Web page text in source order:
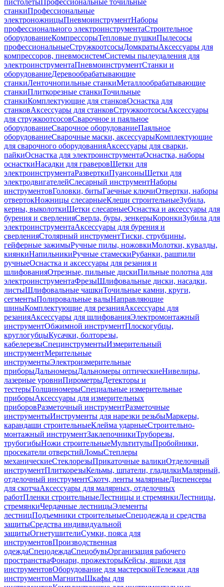
пистолетыПрофессиональные точильные
станкиПрофессиональные
электроножницыПневмоинструментНаборы
профессионального электроинструментаСтроительное
оборудованиеКомпрессорыТепловые пушкиПылесосы
профессиональныеСтружкоотсосыДомкратыАксессуары для
компрессоров, пневмосистемСистемы пылеудаления для
электроинструментаПневмоинструментСтанки и
оборудованиеДеревообрабатывающие
станкиЛенточнопильные станкиМеталлообрабатывающие
станкиПлиткорезные станкиТочильные
станкиКомплектующие для станковОснастка для
станковАксессуары для станковСтружкоотсосыАксессуары
для стружкоотсосовСварочное и паяльное
оборудованиеСварочное оборудованиеПаяльное
оборудованиеСварочные маски, аксессуарыКомплектующие
для сварочного оборудованияАксессуары для сварки,
пайкиОснастка для электроинструментаОснастка, наборы
оснасткиНасадки для граверовЩетки для
электроинструментаРазверткиПуансоныЩетки для
электродвигателейСлесарный инструментНаборы
инструментовГоловки, битыГаечные ключиОтвертки, наборы
отвертокНожницы слесарныеКлещи строительныеЗубила,
керны, выколоткиЩетки слесарныеОснастка и аксессуары для
бурения и сверленияСверла, буры, зенкерыКоронкиЗубила для
электроинструментаАксессуары для бурения и
сверленияСтолярный инструментТиски, струбцины,
гейферные зажимыРучные пилы, ножовкиМолотки, кувалды,
киянкиНапильникиРучные стамескиРубанки, рашпили
ручныеОснастка и аксессуары для резания и
шлифованияОтрезные, пильные дискиПильные полотна для
электроинструментаФрезыШлифовальные диски, насадки,
листыШлифовальные чашкиТочильные камни, круги,
сегментыПолировальные валыНаправляющие
шиныКомплектующие для резанияАксессуары для
резанияАксессуары для шлифованияЭлектромонтажный
инструментОбжимной инструментПлоскогубцы,
круглогубцыКусачки, болторезы,
кабелерезыСпецинструментыИзмерительный
инструментМерительные
инструментыЭлектроизмерительные
приборыДальномерыДальномеры оптическиеНивелиры,
лазерные уровниПирометрыДетекторы и
тестерыТолщиномерыСпециальные измерительные
приборыАксессуары для измерительных
приборовРазметочный инструментРазметочные
инструментыИнструменты для нарезки резьбыМаркеры,
карандаши строительныеКлейма ударныеСтроительно-
монтажный инструментЗаклепочникиТруборезы,
трубогибыНожи строительныеМультитулыПробойники,
просекатели отверстийЛомыСтеплеры
механическиеСтеклорезыПрикаточные валикиОтделочный
инструментПлиткорезыКельмы, шпатели, гладилкиМалярный,
отделочный инструментСкотч, ленты малярныеДиспенсеры
для скотчаАксессуары для малярных, отделочных
работПленки строительныеЛестницы и стремянкиЛестницы,
стремянкиЧердачные лестницыЭлементы
лестницПодъемники строительныеСпецодежда и средства
защитыСредства индивидуальной
защитыОгнетушителиСумки, пояса для
инструментовПроизводственная
одеждаСпецодеждаСпецобувьОрганизация рабочего
пространстваФонари, прожекторыКейсы, ящики для
инструментовОборудование для мастерскойТележки для
инструментовМагнитыШкафы для